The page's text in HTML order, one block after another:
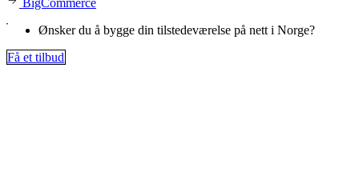
BigCommerce
Ønsker du å bygge din tilstedeværelse på nett i Norge?
Få et tilbud